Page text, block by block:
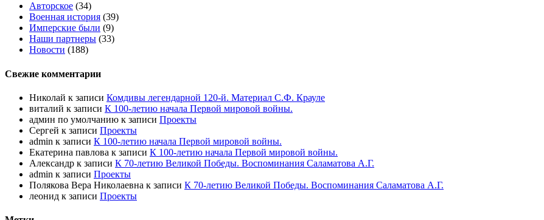
Авторское (34)
Военная история (39)
Имперские были (9)
Наши партнеры (33)
Новости (188)
Свежие комментарии
Николай к записи Комдивы легендарной 120-й. Материал С.Ф. Крауле
виталий к записи К 100-летию начала Первой мировой войны.
админ по умолчанию к записи Проекты
Сергей к записи Проекты
admin к записи К 100-летию начала Первой мировой войны.
Екатерина павлова к записи К 100-летию начала Первой мировой войны.
Александр к записи К 70-летию Великой Победы. Воспоминания Саламатова А.Г.
admin к записи Проекты
Полякова Вера Николаевна к записи К 70-летию Великой Победы. Воспоминания Саламатова А.Г.
леонид к записи Проекты